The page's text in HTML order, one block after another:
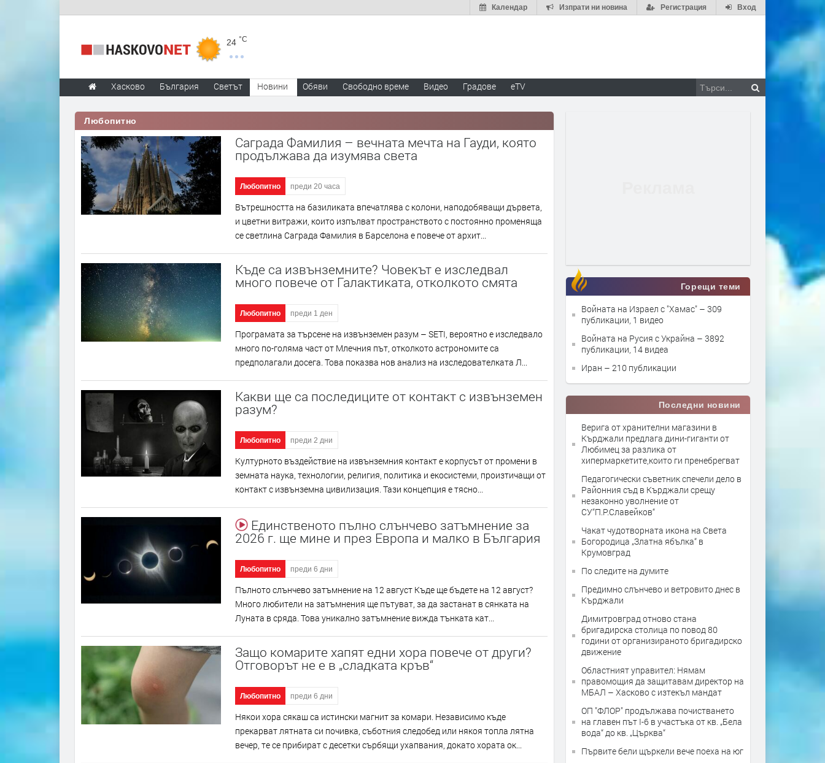
Вход
Регистрация
Изпрати ни новина
Календар
24 °C
Хасково България Светът Новини Обяви Свободно време Видео Градове eTV
Любопитно
Саграда Фамилия – вечната мечта на Гауди, която
продължава да изумява света
Любопитно преди 20 часа
Вътрешността на базиликата впечатлява с колони, наподобяващи дървета,
и цветни витражи, които изпълват пространството с постоянно променяща
се светлина Саграда Фамилия в Барселона е повече от архит...
Къде са извънземните? Човекът е изследвал
много повече от Галактиката, отколкото смята
Любопитно преди 1 ден
Програмата за търсене на извънземен разум – SETI, вероятно е изследвало
много по-голяма част от Млечния път, отколкото астрономите са
предполагали досега. Това показва нов анализ на изследователката Л...
Какви ще са последиците от контакт с извънземен
разум?
Любопитно преди 2 дни
Културното въздействие на извънземния контакт е корпусът от промени в
земната наука, технологии, религия, политика и екосистеми, произтичащи от
контакт с извънземна цивилизация. Тази концепция е тясно...
Единственото пълно слънчево затъмнение за
2026 г. ще мине и през Европа и малко в България
Любопитно преди 6 дни
Пълното слънчево затъмнение на 12 август Къде ще бъдете на 12 август?
Много любители на затъмнения ще пътуват, за да застанат в сянката на
Луната в сряда. Това уникално затъмнение вижда тънката кат...
Защо комарите хапят едни хора повече от други?
Отговорът не е в „сладката кръв“
Любопитно преди 6 дни
Някои хора сякаш са истински магнит за комари. Независимо къде
прекарват лятната си почивка, съботния следобед или някоя топла лятна
вечер, те се прибират с десетки сърбящи ухапвания, докато хората ок...
Горещи теми
Войната на Израел с "Хамас" – 309
публикации, 1 видео
Войната на Русия с Украйна – 3892
публикации, 14 видеа
Иран – 210 публикации
Последни новини
Верига от хранителни магазини в
Кърджали предлага дини-гиганти от
Любимец за разлика от
хипермаркетите,които ги пренебрегват
Педагогически съветник спечели дело в
Районния съд в Кърджали срещу
незаконно уволнение от
СУ“П.Р.Славейков“
Чакат чудотворната икона на Света
Богородица „Златна ябълка“ в
Крумовград
По следите на думите
Предимно слънчево и ветровито днес в
Кърджали
Димитровград отново стана
бригадирска столица по повод 80
години от организираното бригадирско
движение
Областният управител: Нямам
правомощия да защитавам директор на
МБАЛ – Хасково с изтекъл мандат
ОП "ФЛОР" продължава почистването
на главен път I-6 в участъка от кв. „Бела
вода“ до кв. „Църква“
Първите бели щъркели вече поеха на юг